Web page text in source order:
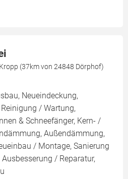
(37km von 24848 Dörphof)
Neueindeckung,
/ Wartung,
& Schneefänger, Kern- /
Außendämmung,
/ Montage, Sanierung
/ Reparatur,